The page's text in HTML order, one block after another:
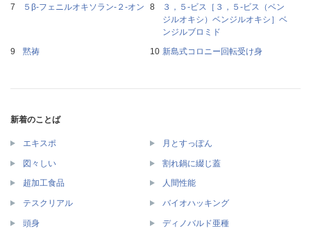
５β‐フェニルオキソラン‐２‐オン
３，５‐ビス［３，５‐ビス（ベン
ジルオキシ）ベンジルオキシ］ベ
ンジルブロミド
黙祷
新島式コロニー回転受け身
新着のことば
エキスポ 月とすっぽん
図々しい 割れ鍋に綴じ蓋
超加工食品 人間性能
テスクリアル バイオハッキング
頭身 ディノバルド亜種